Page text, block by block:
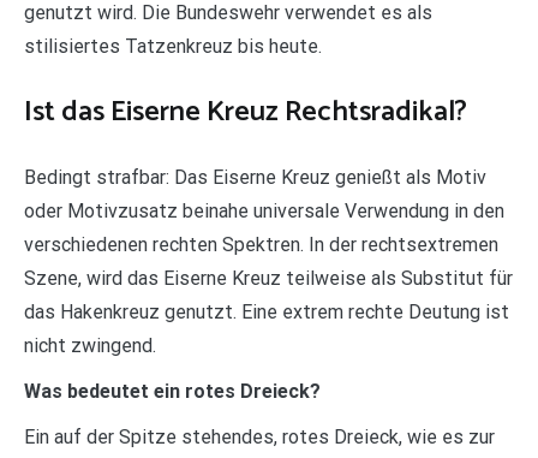
genutzt wird. Die Bundeswehr verwendet es als
stilisiertes Tatzenkreuz bis heute.
Ist das Eiserne Kreuz Rechtsradikal?
Bedingt strafbar: Das Eiserne Kreuz genießt als Motiv
oder Motivzusatz beinahe universale Verwendung in den
verschiedenen rechten Spektren. In der rechtsextremen
Szene, wird das Eiserne Kreuz teilweise als Substitut für
das Hakenkreuz genutzt. Eine extrem rechte Deutung ist
nicht zwingend.
Was bedeutet ein rotes Dreieck?
Ein auf der Spitze stehendes, rotes Dreieck, wie es zur